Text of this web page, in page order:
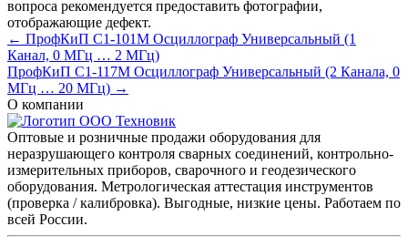
вопроса рекомендуется предоставить фотографии,
отображающие дефект.
← ПрофКиП С1-101М Осциллограф Универсальный (1
Канал, 0 МГц … 2 МГц)
ПрофКиП С1-117М Осциллограф Универсальный (2 Канала, 0
МГц … 20 МГц) →
О компании
Оптовые и розничные продажи оборудования для
неразрушающего контроля сварных соединений, контрольно-
измерительных приборов, сварочного и геодезического
оборудования. Метрологическая аттестация инструментов
(проверка / калибровка). Выгодные, низкие цены. Работаем по
всей России.